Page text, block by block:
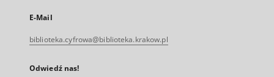
E-Mail
biblioteka.cyfrowa@biblioteka.krakow.pl
Odwiedź nas!